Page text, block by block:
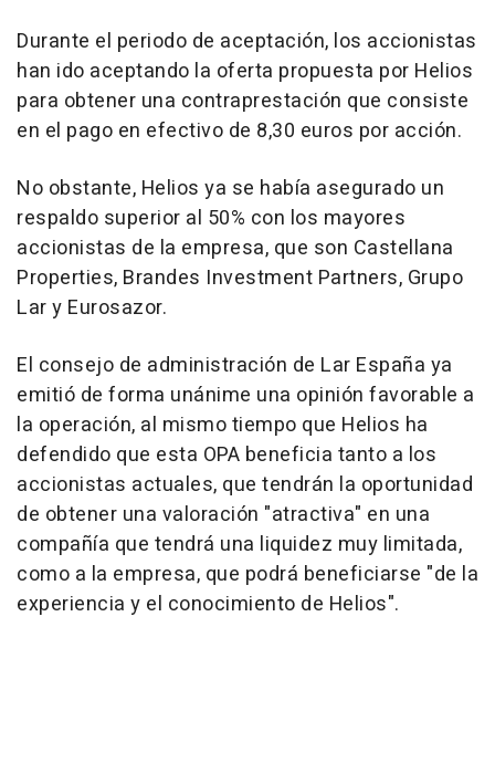
Durante el periodo de aceptación, los accionistas
han ido aceptando la oferta propuesta por Helios
para obtener una contraprestación que consiste
en el pago en efectivo de 8,30 euros por acción.
No obstante, Helios ya se había asegurado un
respaldo superior al 50% con los mayores
accionistas de la empresa, que son Castellana
Properties, Brandes Investment Partners, Grupo
Lar y Eurosazor.
El consejo de administración de Lar España ya
emitió de forma unánime una opinión favorable a
la operación, al mismo tiempo que Helios ha
defendido que esta OPA beneficia tanto a los
accionistas actuales, que tendrán la oportunidad
de obtener una valoración "atractiva" en una
compañía que tendrá una liquidez muy limitada,
como a la empresa, que podrá beneficiarse "de la
experiencia y el conocimiento de Helios".